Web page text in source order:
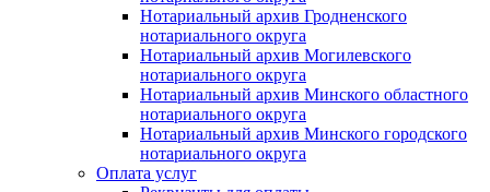
Нотариальный архив Гродненского
нотариального округа
Нотариальный архив Могилевского
нотариального округа
Нотариальный архив Минского областного
нотариального округа
Нотариальный архив Минского городского
нотариального округа
Оплата услуг